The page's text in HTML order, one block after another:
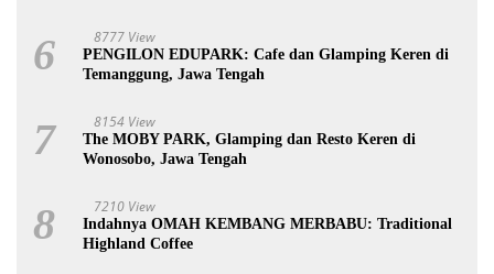
6 8777 View
PENGILON EDUPARK: Cafe dan Glamping Keren di
Temanggung, Jawa Tengah
7 8154 View
The MOBY PARK, Glamping dan Resto Keren di
Wonosobo, Jawa Tengah
8 7210 View
Indahnya OMAH KEMBANG MERBABU: Traditional
Highland Coffee